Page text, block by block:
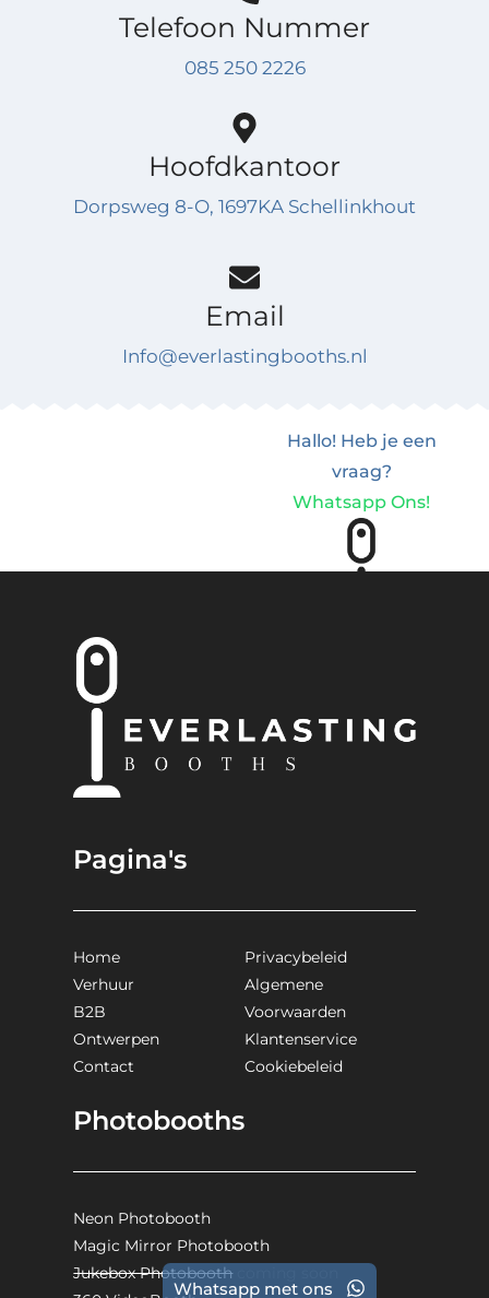
Whatsapp met ons
Telefoon Nummer
085 250 2226
Hoofdkantoor
Dorpsweg 8-O, 1697KA Schellinkhout
Email
Info@everlastingbooths.nl
Hallo! Heb je een
vraag?
Whatsapp Ons!
Pagina's
Home
Verhuur
B2B
Ontwerpen
Contact
Privacybeleid
Algemene
Voorwaarden
Klantenservice
Cookiebeleid
Photobooths
Neon Photobooth
Magic Mirror Photobooth
Jukebox Photoboothcoming soon